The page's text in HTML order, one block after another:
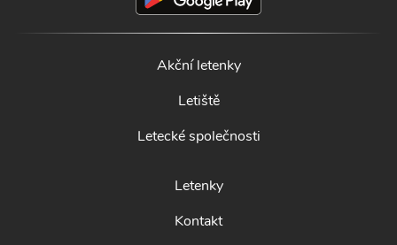
Akční letenky
Letiště
Letecké společnosti
Letenky
Kontakt